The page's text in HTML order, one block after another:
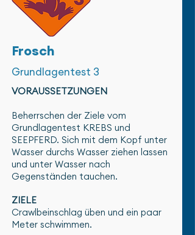
Frosch
Grundlagentest 3
VORAUSSETZUNGEN
Beherrschen der Ziele vom
Grundlagentest KREBS und
SEEPFERD. Sich mit dem Kopf unter
Wasser durchs Wasser ziehen lassen
und unter Wasser nach
Gegenständen tauchen.
ZIELE
Crawlbeinschlag üben und ein paar
Meter schwimmen.